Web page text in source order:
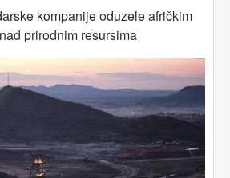
kompanije oduzele afričkim
prirodnim resursima